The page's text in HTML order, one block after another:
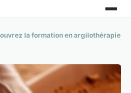
la formation en argilothérapie